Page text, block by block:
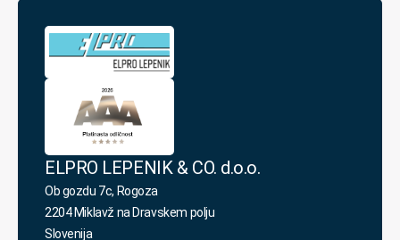
politiko
varovanja
podatkov.
ELPRO LEPENIK & CO. d.o.o.
Ob gozdu 7c, Rogoza
2204 Miklavž na Dravskem polju
Slovenija